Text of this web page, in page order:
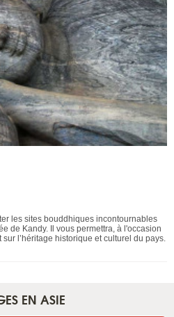
les sites bouddhiques incontournables
de Kandy. Il vous permettra, à l'occasion
l’héritage historique et culturel du pays.
EN ASIE